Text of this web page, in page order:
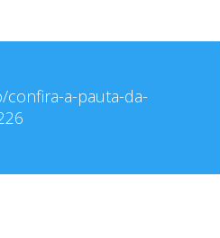
confira-a-pauta-da-